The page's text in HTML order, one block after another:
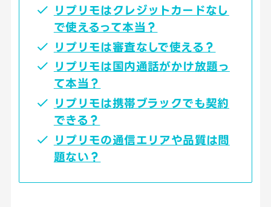
リプリモはクレジットカードなし
で使えるって本当？
リプリモは審査なしで使える？
リプリモは国内通話がかけ放題っ
て本当？
リプリモは携帯ブラックでも契約
できる？
リプリモの通信エリアや品質は問
題ない？